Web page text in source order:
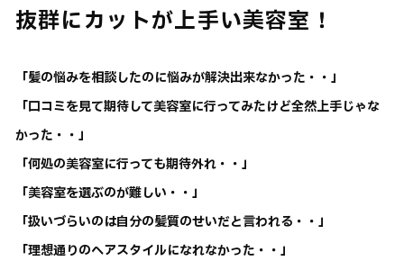
抜群にカットが上手い美容室！
「髪の悩みを相談したのに悩みが解決出来なかった・・」
「口コミを見て期待して美容室に行ってみたけど全然上手じゃな
かった・・」
「何処の美容室に行っても期待外れ・・」
「美容室を選ぶのが難しい・・」
「扱いづらいのは自分の髪質のせいだと言われる・・」
「理想通りのヘアスタイルになれなかった・・」